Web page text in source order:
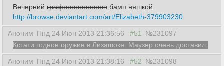
Вечерний графоооооооооон бамп няшкой
http://browse.deviantart.com/art/Elizabeth-379903230
Аноним Пнд 24 Июн 2013 21:36:56 #51
№231097
Кстати годное оружие в Лизашоке. Маузер очень доставил.
Аноним Пнд 24 Июн 2013 21:38:16 #52 №231098